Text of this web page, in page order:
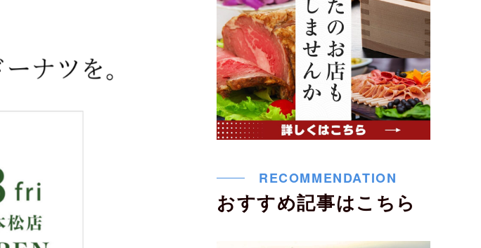
RECOMMENDATION
おすすめ記事はこちら